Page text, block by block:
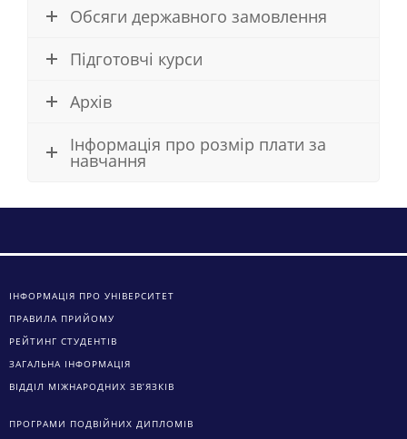
Обсяги державного замовлення
Підготовчі курси
Архів
Інформація про розмір плати за
навчання
ІНФОРМАЦІЯ ПРО УНІВЕРСИТЕТ
ПРАВИЛА ПРИЙОМУ
РЕЙТИНГ СТУДЕНТІВ
ЗАГАЛЬНА ІНФОРМАЦІЯ
ВІДДІЛ МІЖНАРОДНИХ ЗВ’ЯЗКІВ
ПРОГРАМИ ПОДВІЙНИХ ДИПЛОМІВ